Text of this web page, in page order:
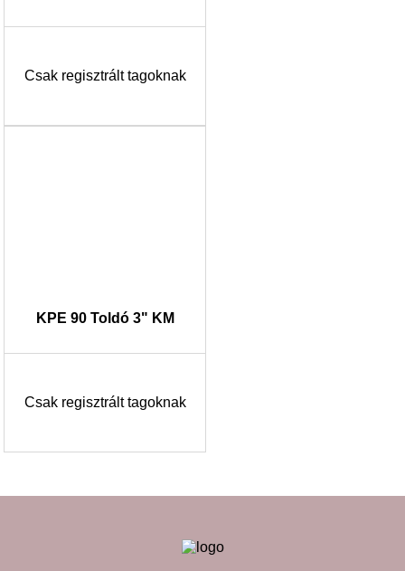
Csak regisztrált tagoknak
KPE 90 Toldó 3" KM
Csak regisztrált tagoknak